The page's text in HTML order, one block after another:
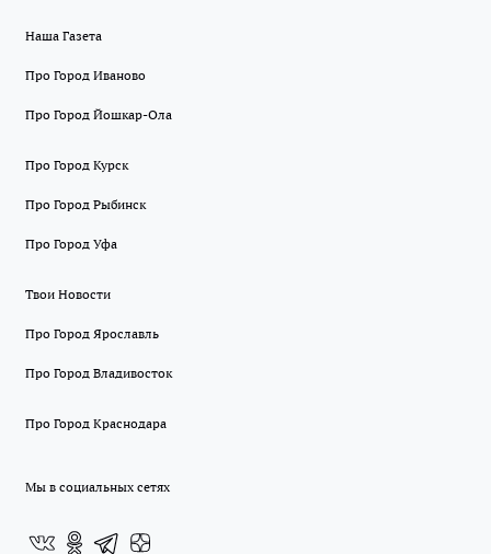
Наша Газета
Про Город Иваново
Про Город Йошкар-Ола
Про Город Курск
Про Город Рыбинск
Про Город Уфа
Твои Новости
Про Город Ярославль
Про Город Владивосток
Про Город Краснодара
Мы в социальных сетях